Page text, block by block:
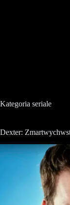
Kategoria seriale
Dexter: